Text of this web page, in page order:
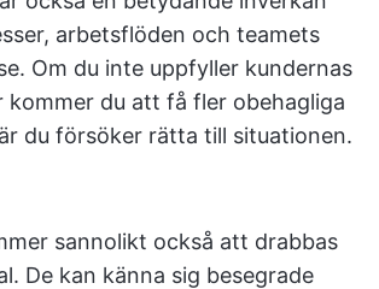
arbetsflöden och teamets
Om du inte uppfyller kundernas
du att få fler obehagliga
du försöker rätta till situationen.
sannolikt också att drabbas
De kan känna sig besegrade